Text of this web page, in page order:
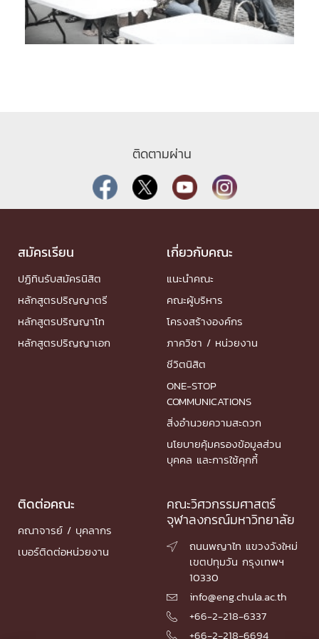
ติดตามผ่าน
สมัครเรียน
ปฏิทินรับสมัครนิสิต
หลักสูตรปริญญาตรี
หลักสูตรปริญญาโท
หลักสูตรปริญญาเอก
เกี่ยวกับคณะ
แนะนำคณะ
คณะผู้บริหาร
โครงสร้างองค์กร
ภาควิชา / หน่วยงาน
ชีวิตนิสิต
ONE-STOP
COMMUNICATIONS
สิ่งอำนวยความสะดวก
นโยบายคุ้มครองข้อมูลส่วน
บุคคล และการใช้คุกกี้
ติดต่อคณะ
คณาจารย์ / บุคลากร
เบอร์ติดต่อหน่วยงาน
คณะวิศวกรรมศาสตร์
จุฬาลงกรณ์มหาวิทยาลัย

ถนนพญาไท แขวงวังใหม่
เขตปทุมวัน กรุงเทพฯ
10330
 info@eng.chula.ac.th
 +66-2-218-6337
 +66-2-218-6694